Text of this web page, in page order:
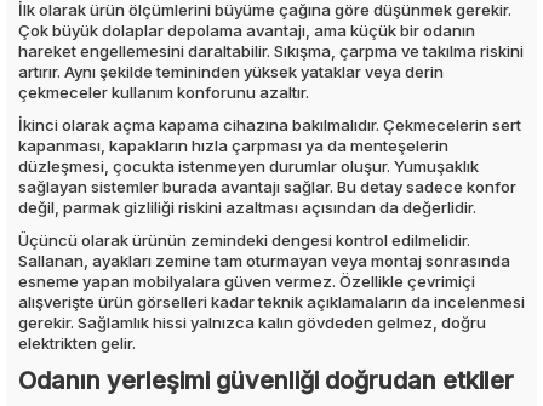
İlk olarak ürün ölçümlerini büyüme çağına göre düşünmek gerekir.
Çok büyük dolaplar depolama avantajı, ama küçük bir odanın
hareket engellemesini daraltabilir. Sıkışma, çarpma ve takılma riskini
artırır. Aynı şekilde temininden yüksek yataklar veya derin
çekmeceler kullanım konforunu azaltır.
İkinci olarak açma kapama cihazına bakılmalıdır. Çekmecelerin sert
kapanması, kapakların hızla çarpması ya da menteşelerin
düzleşmesi, çocukta istenmeyen durumlar oluşur. Yumuşaklık
sağlayan sistemler burada avantajı sağlar. Bu detay sadece konfor
değil, parmak gizliliği riskini azaltması açısından da değerlidir.
Üçüncü olarak ürünün zemindeki dengesi kontrol edilmelidir.
Sallanan, ayakları zemine tam oturmayan veya montaj sonrasında
esneme yapan mobilyalara güven vermez. Özellikle çevrimiçi
alışverişte ürün görselleri kadar teknik açıklamaların da incelenmesi
gerekir. Sağlamlık hissi yalnızca kalın gövdeden gelmez, doğru
elektrikten gelir.
Odanın yerleşimi güvenliği doğrudan etkiler